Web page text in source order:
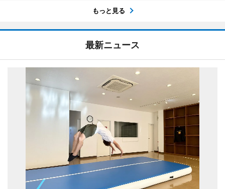
もっと見る
最新ニュース